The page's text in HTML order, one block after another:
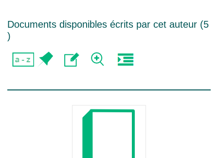
Documents disponibles écrits par cet auteur (5
)